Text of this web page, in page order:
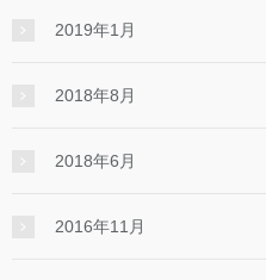
2019年1月
2018年8月
2018年6月
2016年11月